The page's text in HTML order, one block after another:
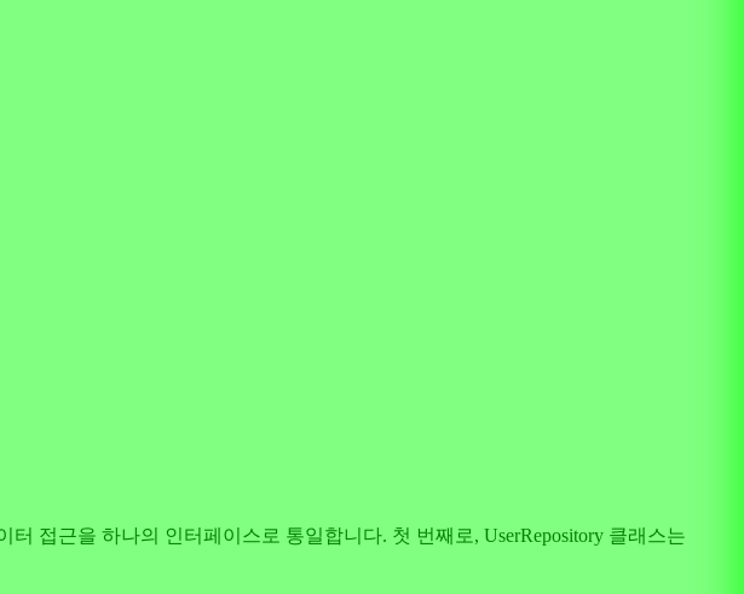
접근을 하나의 인터페이스로 통일합니다. 첫 번째로, UserRepository 클래스는